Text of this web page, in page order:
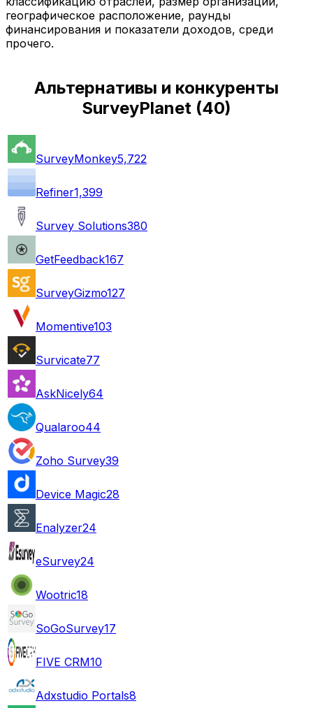
географическое расположение, раунды
финансирования и показатели доходов, среди
прочего.
Альтернативы и конкуренты
SurveyPlanet (40)
SurveyMonkey5,722
Refiner1,399
Survey Solutions380
GetFeedback167
SurveyGizmo127
Momentive103
Survicate77
AskNicely64
Qualaroo44
Zoho Survey39
Device Magic28
Enalyzer24
eSurvey24
Wootric18
SoGoSurvey17
FIVE CRM10
Adxstudio Portals8